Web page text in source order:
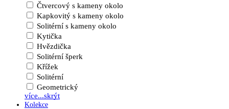
Čtvercový s kameny okolo
Kapkovitý s kameny okolo
Solitérní s kameny okolo
Kytička
Hvězdička
Solitérní šperk
Křížek
Solitérní
Geometrický
více...skrýt
Kolekce